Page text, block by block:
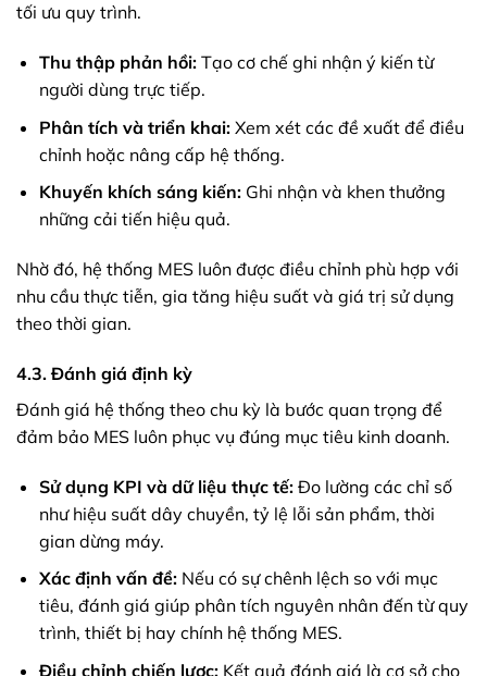
tối ưu quy trình.
Thu thập phản hồi:Tạo cơ chế ghi nhận ý kiến từ
người dùng trực tiếp.
Phân tích và triển khai:Xem xét các đề xuất để điều
chỉnh hoặc nâng cấp hệ thống.
Khuyến khích sáng kiến:Ghi nhận và khen thưởng
những cải tiến hiệu quả.
Nhờ đó, hệ thống MES luôn được điều chỉnh phù hợp với
nhu cầu thực tiễn, gia tăng hiệu suất và giá trị sử dụng
theo thời gian.
4.3. Đánh giá định kỳ
Đánh giá hệ thống theo chu kỳ là bước quan trọng để
đảm bảo MES luôn phục vụ đúng mục tiêu kinh doanh.
Sử dụng KPI và dữ liệu thực tế:Đo lường các chỉ số
như hiệu suất dây chuyền, tỷ lệ lỗi sản phẩm, thời
gian dừng máy.
Xác định vấn đề:Nếu có sự chênh lệch so với mục
tiêu, đánh giá giúp phân tích nguyên nhân đến từ quy
trình, thiết bị hay chính hệ thống MES.
Điều chỉnh chiến lược:Kết quả đánh giá là cơ sở cho